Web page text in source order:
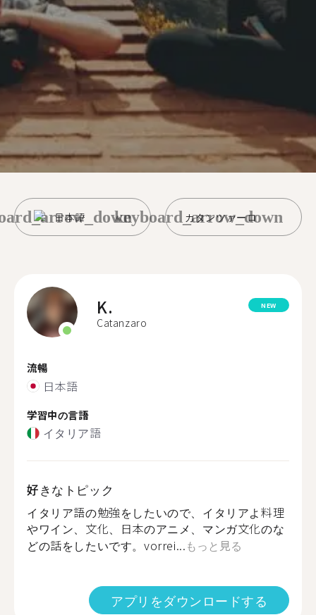
日本語 カタンツァーロ
keyboard_arrow_down
K.
Catanzaro
NEW
流暢
日本語
学習中の言語
イタリア語
好きなトピック
イタリア語の勉強をしたいので、イタリアよ料理
やワイン、文化、日本のアニメ、マンガ文化のな
どの話をしたいです。vorrei...もっと見る
アプリをダウンロードする